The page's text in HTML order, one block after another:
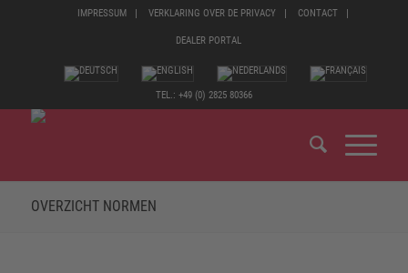
IMPRESSUM VERKLARING OVER DE PRIVACY CONTACT
DEALER PORTAL
TEL.: +49 (0) 2825 80366
OVERZICHT NORMEN